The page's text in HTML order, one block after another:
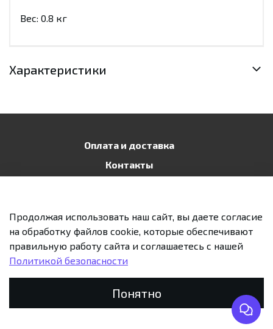
Предзаказ
Вес: 0.8 кг
Характеристики
Оплата и доставка
Контакты
Возврат и обмен
Профиль
Продолжая использовать наш сайт, вы даете согласие
на обработку файлов cookie, которые обеспечивают
правильную работу сайта и соглашаетесь с нашей
Политикой безопасности
Понятно